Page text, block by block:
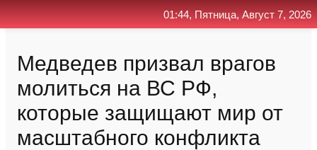
Медведев призвал врагов
молиться на ВС РФ,
которые защищают мир от
масштабного конфликта
01:44, Пятница, Август 7, 2026